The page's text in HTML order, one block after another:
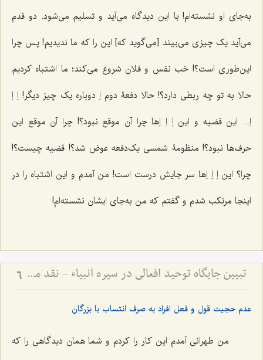
به‌جای او نشسته‌ام! با این دیدگاه می‌آید و تسلیم می‌شود. دو قدم
می‌آید یک چیزی می‌بیند [می‌گوید که] این را که ما ندیدیم! پس چرا
این‌طوری است؟! خب نفس و فلان شروع می‌کند؛ ما اشتباه کردیم
حالا به تو چه ربطی دارد؟! حالا دفعۀ دوم اِ دوباره یک چیز دیگر! اِ اِ
اِ... این قضیه و این اِ اِ اِ‌ها چرا آن موقع نبود؟! چرا آن موقع این
حرف‌ها نبود؟! منظومۀ شمسی یک‌دفعه عوض شد؟! قضیه چیست؟!
چرا؟ این اِ اِ اِ‌ها سر جایش درست است! من آمدم و این اشتباه را در
اینجا مرتکب شدم و گفتم که من به‌جای ایشان نشسته‌ام!
تبیین جایگاه توحید افعالی در سیره انبیاء - نقد مدعیان دروغین و ضرورت خروج از خودپرستی 6
عدم حجیت قول و فعل افراد به صرف انتساب با بزرگان
من طهرانی آمدم این کار را کردم و شما همان دیدگاهی را که